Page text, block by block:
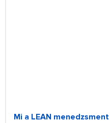
Mi a LEAN